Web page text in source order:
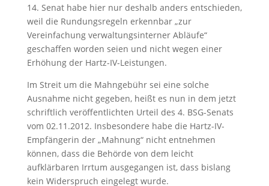
14. Senat habe hier nur deshalb anders entschieden,
weil die Rundungsregeln erkennbar „zur
Vereinfachung verwaltungsinterner Abläufe“
geschaffen worden seien und nicht wegen einer
Erhöhung der Hartz-IV-Leistungen.
Im Streit um die Mahngebühr sei eine solche
Ausnahme nicht gegeben, heißt es nun in dem jetzt
schriftlich veröffentlichten Urteil des 4. BSG-Senats
vom 02.11.2012. Insbesondere habe die Hartz-IV-
Empfängerin der „Mahnung“ nicht entnehmen
können, dass die Behörde von dem leicht
aufklärbaren Irrtum ausgegangen ist, dass bislang
kein Widerspruch eingelegt wurde.